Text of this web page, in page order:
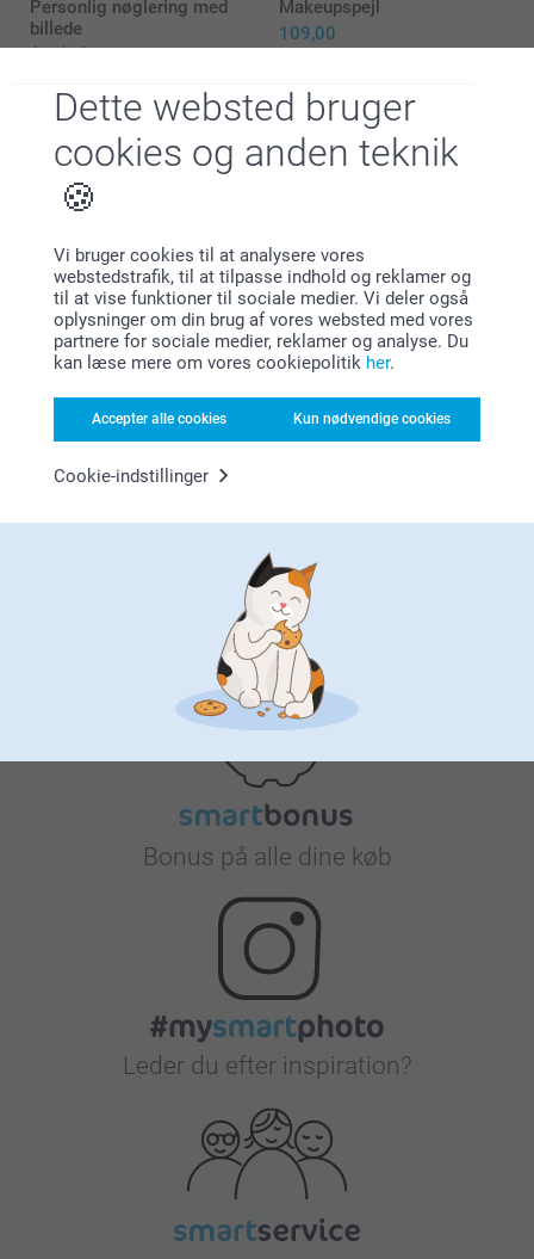
Dette websted bruger
cookies og anden teknik
Vi bruger cookies til at analysere vores
webstedstrafik, til at tilpasse indhold og reklamer og
til at vise funktioner til sociale medier. Vi deler også
oplysninger om din brug af vores websted med vores
partnere for sociale medier, reklamer og analyse. Du
kan læse mere om vores cookiepolitik her.
Accepter alle cookies Kun nødvendige cookies
Cookie-indstillinger
Mange tak for dine 5 stjerner og din dejlige
anmeldelse!
Venlig hilsen,
Johanna Smartphoto
Personlig nøglering med
billede
4 varianter
(34 anmeldelser)
Makeupspejl
109,00
Billeder med Træholder
5 varianter
109,00
(7 anmeldelser)
Træbillede
(3 anmeldelser)
Hvorforsmartphoto?
Tilfreds kunde garanti
Bonus på alle dine køb
Leder du efter inspiration?